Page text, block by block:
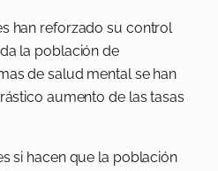
han reforzado su control
la población de
de salud mental se han
aumento de las tasas
si hacen que la población